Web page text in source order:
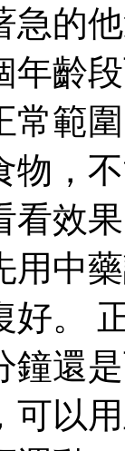
急的
年齡
常範
物，
看效
用中
好。
鐘還
可以